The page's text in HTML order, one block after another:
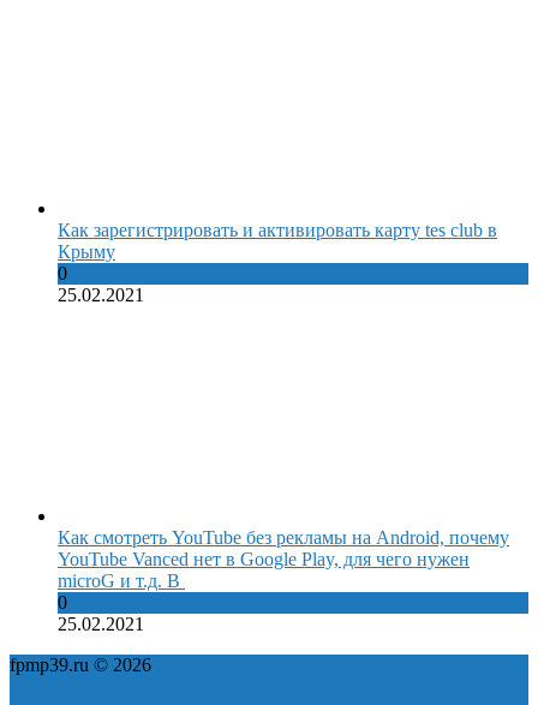
Как зарегистрировать и активировать карту tes club в
Крыму
0
25.02.2021
Как смотреть YouTube без рекламы на Android, почему
YouTube Vanced нет в Google Play, для чего нужен
microG и т.д. В
0
25.02.2021
fpmp39.ru © 2026